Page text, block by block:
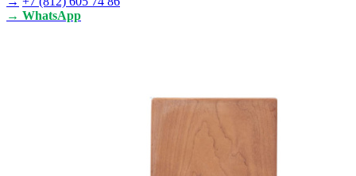
→ WhatsApp